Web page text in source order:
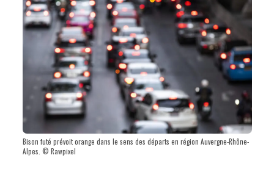
Bison futé prévoit orange dans le sens des départs en région Auvergne-Rhône-
Alpes. © Rawpixel